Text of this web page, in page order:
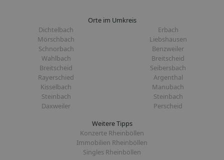
Orte im Umkreis
Dichtelbach
Erbach
Mörschbach
Liebshausen
Schnorbach
Benzweiler
Wahlbach
Breitscheid
Breitscheid
Seibersbach
Rayerschied
Argenthal
Kisselbach
Manubach
Steinbach
Steinbach
Daxweiler
Perscheid
Weitere Tipps
Konzerte Rheinböllen
Immobilien Rheinböllen
Singles Rheinböllen